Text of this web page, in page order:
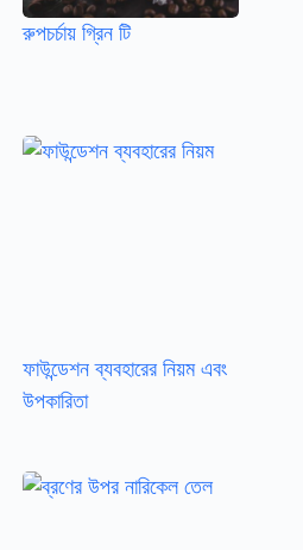
রুপচর্চায় গ্রিন টি
ফাউন্ডেশন ব্যবহারের নিয়ম এবং
উপকারিতা